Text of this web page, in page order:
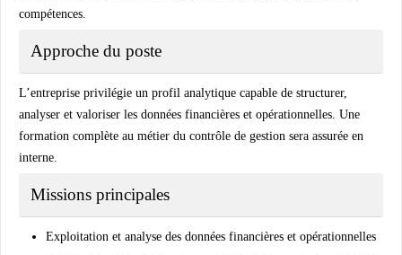
compétences.
Approche du poste
L’entreprise privilégie un profil analytique capable de structurer,
analyser et valoriser les données financières et opérationnelles. Une
formation complète au métier du contrôle de gestion sera assurée en
interne.
Missions principales
Exploitation et analyse des données financières et opérationnelles